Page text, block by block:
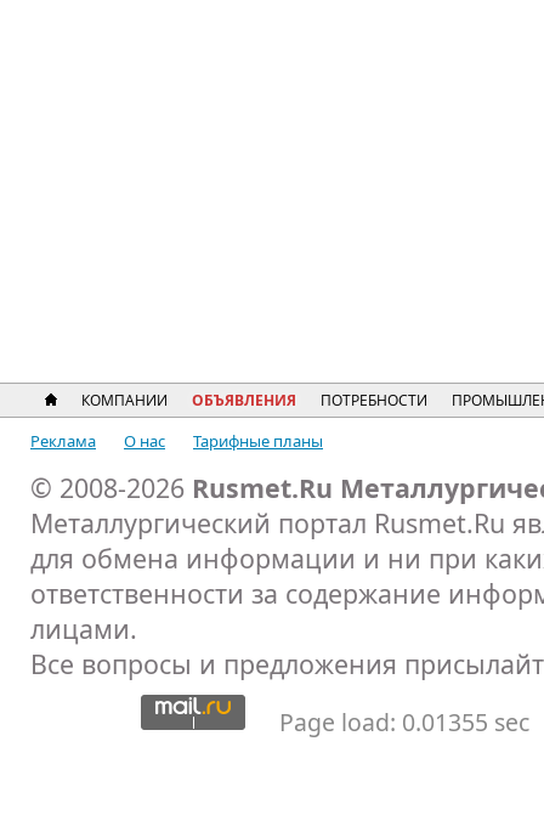
КОМПАНИИ ОБЪЯВЛЕНИЯ ПОТРЕБНОСТИ
Реклама О нас Тарифные планы
© 2008-2026 Rusmet.Ru
Металлургический портал Rusmet.Ru
для обмена информации и ни при
ответственности за содержание
лицами.
Все вопросы и предложения
Page load: 0.01355 sec